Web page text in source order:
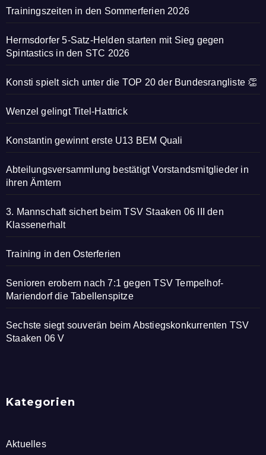
Trainingszeiten in den Sommerferien 2026
Hermsdorfer 5-Satz-Helden starten mit Sieg gegen
Spintastics in den STC 2026
Konsti spielt sich unter die TOP 20 der Bundesrangliste 👏
Wenzel gelingt Titel-Hattrick
Konstantin gewinnt erste U13 BEM Quali
Abteilungsversammlung bestätigt Vorstandsmitglieder in
ihren Ämtern
3. Mannschaft sichert beim TSV Staaken 06 III den
Klassenerhalt
Training in den Osterferien
Senioren erobern nach 7:1 gegen TSV Tempelhof-
Mariendorf die Tabellenspitze
Sechste siegt souverän beim Abstiegskonkurrenten TSV
Staaken 06 V
Kategorien
Aktuelles